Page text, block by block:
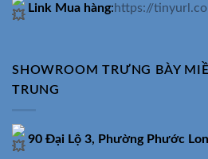
Link Mua hàng:https://
SHOWROOM TRƯNG BÀY
TRUNG
90 Đại Lộ 3, Phường Phước